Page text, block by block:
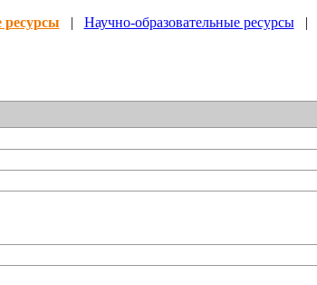
ресурсы | Научно-образовательные ресурсы|